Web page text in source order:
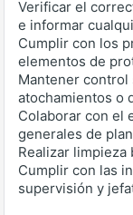
Verificar el
e informar
Cumplir con los
elementos de
Mantener
atochamientos o
Colaborar con el
generales de
Realizar limpieza
Cumplir con las
supervisión y